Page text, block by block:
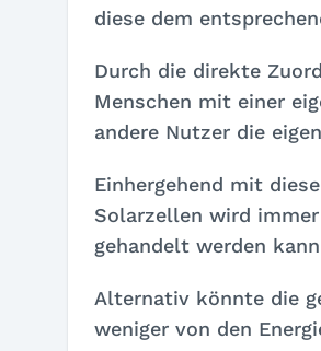
diese dem
Durch die direkte
Menschen mit einer
andere Nutzer die
Einhergehend mit
Solarzellen wird
gehandelt werden
Alternativ könnte die
weniger von den